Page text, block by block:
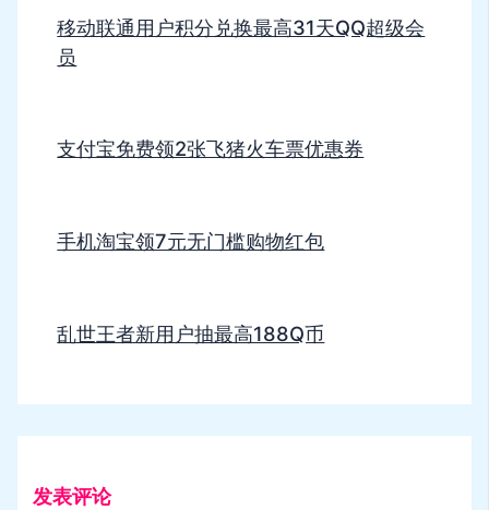
移动联通用户积分兑换最高31天QQ超级会
员
支付宝免费领2张飞猪火车票优惠券
手机淘宝领7元无门槛购物红包
乱世王者新用户抽最高188Q币
发表评论